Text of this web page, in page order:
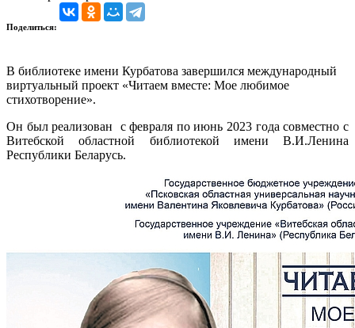
Поделиться:
В библиотеке имени Курбатова завершился международный
виртуальный проект «Читаем вместе: Мое любимое
стихотворение».
Он был реализован с февраля по июнь 2023 года совместно с
Витебской областной библиотекой имени В.И.Ленина
Республики Беларусь.